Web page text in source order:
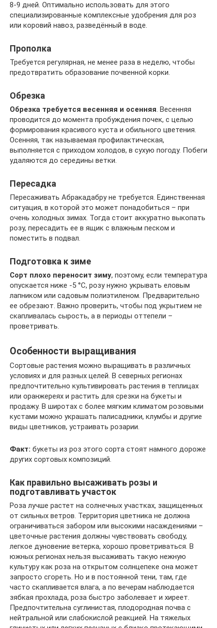
8-9 дней. Оптимально использовать для этого
специализированные комплексные удобрения для роз
или коровий навоз, разведённый в воде.
Прополка
Требуется регулярная, не менее раза в неделю, чтобы
предотвратить образование почвенной корки.
Обрезка
Обрезка требуется весенняя и осенняя. Весенняя
проводится до момента пробуждения почек, с целью
формирования красивого куста и обильного цветения.
Осенняя, так называемая профилактическая,
выполняется с приходом холодов, в сухую погоду. Побеги
удаляются до середины ветки.
Пересадка
Пересаживать Абракадабру не требуется. Единственная
ситуация, в которой это может понадобиться – при
очень холодных зимах. Тогда стоит аккуратно выкопать
розу, пересадить ее в ящик с влажным песком и
поместить в подвал.
Подготовка к зиме
Сорт плохо переносит зиму, поэтому, если температура
опускается ниже -5 °С, розу нужно укрывать еловым
лапником или садовым полиэтиленом. Предварительно
ее обрезают. Важно проверить, чтобы под укрытием не
скапливалась сырость, а в периоды оттепели –
проветривать.
Особенности выращивания
Сортовые растения можно выращивать в различных
условиях и для разных целей. В северных регионах
предпочтительно культивировать растения в теплицах
или оранжереях и растить для срезки на букеты и
продажу. В широтах с более мягким климатом розовыми
кустами можно украшать палисадники, клумбы и другие
виды цветников, устраивать розарии.
Факт: букеты из роз этого сорта стоят намного дороже
других сортовых композиций.
Как правильно высаживать розы и
подготавливать участок
Роза лучше растет на солнечных участках, защищенных
от сильных ветров. Территория цветника не должна
ограничиваться забором или высокими насаждениями –
цветочные растения должны чувствовать свободу,
легкое дуновение ветерка, хорошо проветриваться. В
южных регионах нельзя высаживать такую нежную
культуру как роза на открытом солнцепеке она может
запросто сгореть. Но и в постоянной тени, там, где
часто скапливается влага, а по вечерам наблюдается
зябкая прохлада, роза быстро заболевает и хиреет.
Предпочтительна суглинистая, плодородная почва с
нейтральной или слабокислой реакцией. На тяжелых